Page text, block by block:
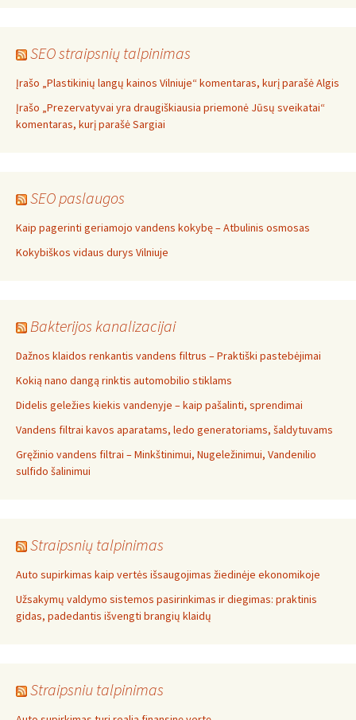
SEO straipsnių talpinimas
Įrašo „Plastikinių langų kainos Vilniuje“ komentaras, kurį parašė Algis
Įrašo „Prezervatyvai yra draugiškiausia priemonė Jūsų sveikatai“
komentaras, kurį parašė Sargiai
SEO paslaugos
Kaip pagerinti geriamojo vandens kokybę – Atbulinis osmosas
Kokybiškos vidaus durys Vilniuje
Bakterijos kanalizacijai
Dažnos klaidos renkantis vandens filtrus – Praktiški pastebėjimai
Kokią nano dangą rinktis automobilio stiklams
Didelis geležies kiekis vandenyje – kaip pašalinti, sprendimai
Vandens filtrai kavos aparatams, ledo generatoriams, šaldytuvams
Gręžinio vandens filtrai – Minkštinimui, Nugeležinimui, Vandenilio
sulfido šalinimui
Straipsnių talpinimas
Auto supirkimas kaip vertės išsaugojimas žiedinėje ekonomikoje
Užsakymų valdymo sistemos pasirinkimas ir diegimas: praktinis
gidas, padedantis išvengti brangių klaidų
Straipsniu talpinimas